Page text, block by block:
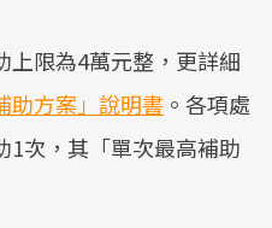
上限為4萬元整，更詳細
助方案」說明書 。各項處
1次，其「單次最高補助